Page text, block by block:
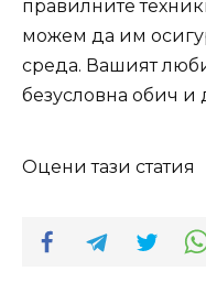
правилните
можем да им
среда. Вашият
безусловна обич и
Оцени тази статия